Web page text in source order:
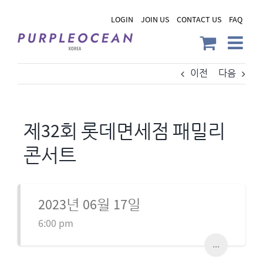
content
LOGIN JOIN US CONTACT US FAQ
이전 다음
제32회 롯데면세점 패밀리
콘서트
2023년 06월 17일
6:00 pm
...